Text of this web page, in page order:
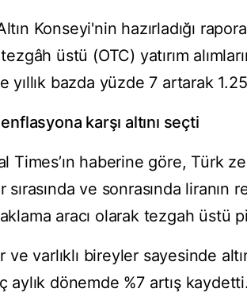
Konseyi'nin hazırladığı
üstü (OTC) yatırım
yıllık bazda yüzde 7 artarak
karşı altını seçti
Times’ın haberine göre, Türk
sırasında ve sonrasında
aracı olarak tezgah üstü
ve varlıklı bireyler sayesinde
aylık dönemde %7 artış kaydetti.